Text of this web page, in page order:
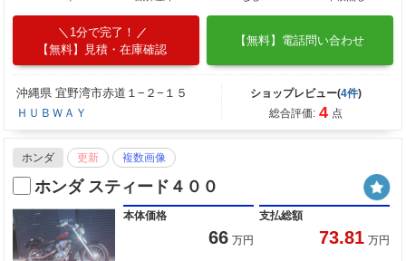
1分で完了！
【無料】見積・在庫確認
【無料】電話問い合わせ
沖縄県 宜野湾市赤道１−２−１５
ＨＵＢＷＡＹ
ショップレビュー(4件)
総合評価: 4 点
ホンダ 更新 複数画像
ホンダ スティード４００
本体価格
66 万円
支払総額
73.81 万円